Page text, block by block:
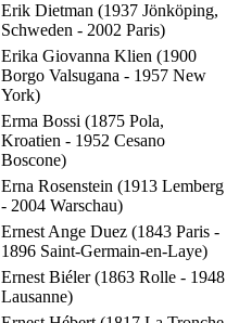
Erik Dietman (1937 Jönköping,
Schweden - 2002 Paris)
Erika Giovanna Klien (1900
Borgo Valsugana - 1957 New
York)
Erma Bossi (1875 Pola,
Kroatien - 1952 Cesano
Boscone)
Erna Rosenstein (1913 Lemberg
- 2004 Warschau)
Ernest Ange Duez (1843 Paris -
1896 Saint-Germain-en-Laye)
Ernest Biéler (1863 Rolle - 1948
Lausanne)